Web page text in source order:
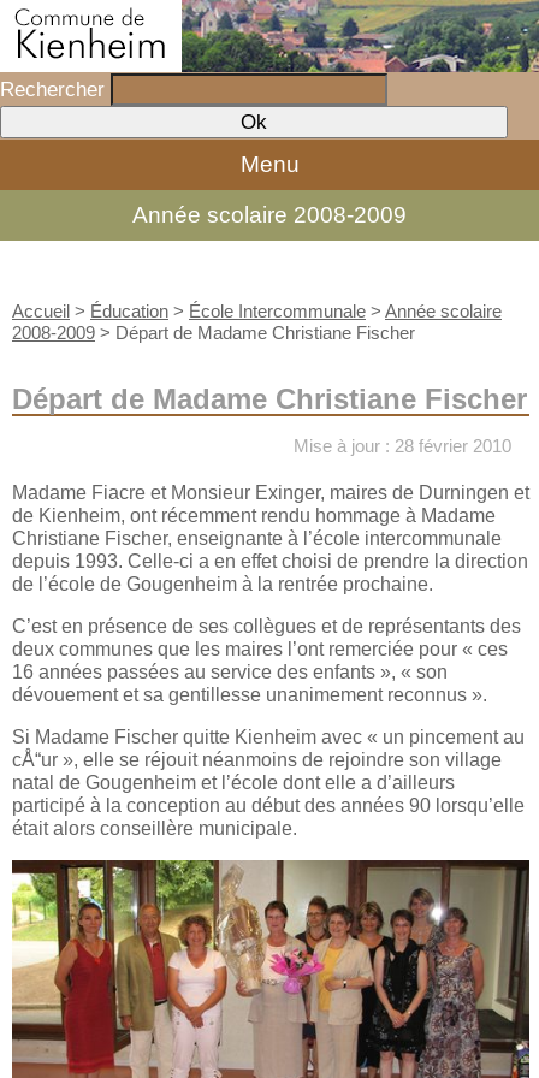
Rechercher
Menu
Année scolaire 2008-2009
Accueil > Éducation > École Intercommunale > Année scolaire
2008-2009 > Départ de Madame Christiane Fischer
Départ de Madame Christiane Fischer
Mise à jour : 28 février 2010
Madame Fiacre et Monsieur Exinger, maires de Durningen et
de Kienheim, ont récemment rendu hommage à Madame
Christiane Fischer, enseignante à l’école intercommunale
depuis 1993. Celle-ci a en effet choisi de prendre la direction
de l’école de Gougenheim à la rentrée prochaine.
C’est en présence de ses collègues et de représentants des
deux communes que les maires l’ont remerciée pour « ces
16 années passées au service des enfants », « son
dévouement et sa gentillesse unanimement reconnus ».
Si Madame Fischer quitte Kienheim avec « un pincement au
cÅ“ur », elle se réjouit néanmoins de rejoindre son village
natal de Gougenheim et l’école dont elle a d’ailleurs
participé à la conception au début des années 90 lorsqu’elle
était alors conseillère municipale.